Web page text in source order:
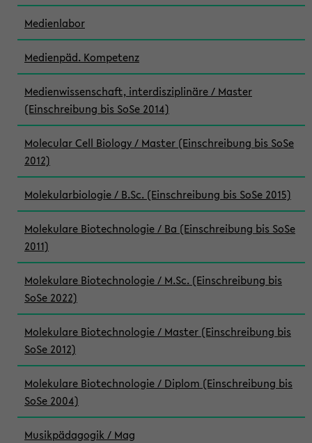
Medienlabor
Medienpäd. Kompetenz
Medienwissenschaft, interdisziplinäre / Master
(Einschreibung bis SoSe 2014)
Molecular Cell Biology / Master (Einschreibung bis SoSe
2012)
Molekularbiologie / B.Sc. (Einschreibung bis SoSe 2015)
Molekulare Biotechnologie / Ba (Einschreibung bis SoSe
2011)
Molekulare Biotechnologie / M.Sc. (Einschreibung bis
SoSe 2022)
Molekulare Biotechnologie / Master (Einschreibung bis
SoSe 2012)
Molekulare Biotechnologie / Diplom (Einschreibung bis
SoSe 2004)
Musikpädagogik / Mag